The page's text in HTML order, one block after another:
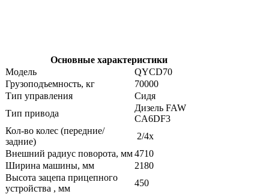
Основные характеристики
Модель
QYCD70
Грузоподъемность, кг
70000
Тип управления
Сидя
Тип привода
Дизель FAW
CA6DF3
Кол-во колес (передние/
задние)
2/4x
Внешний радиус поворота, мм4710
Ширина машины, мм
2180
Высота зацепа прицепного
устройства , мм
450